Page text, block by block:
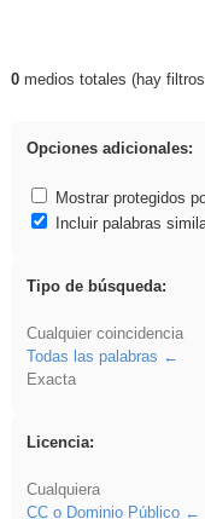
Resultados de:
0medios totales (hay
Opciones adicionales:
Mostrar protegidos
Incluir palabras
Tipo de búsqueda:
Cualquier coincidencia
Todas las palabras
Exacta
Licencia:
Cualquiera
CCo Dominio Público